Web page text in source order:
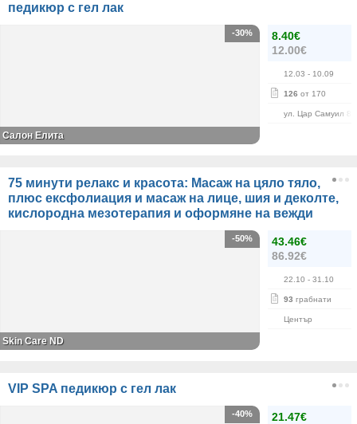
педикюр с гел лак
8.40€
12.00€
12.03 - 10.09
126 от 170
ул. Цар Самуил 84
-30%
Салон Елита
75 минути релакс и красота: Масаж на цяло тяло,
плюс ексфолиация и масаж на лице, шия и деколте,
кислородна мезотерапия и оформяне на вежди
43.46€
86.92€
22.10 - 31.10
93 грабнати
Център
-50%
Skin Care ND
VIP SPA педикюр с гел лак
21.47€
-40%